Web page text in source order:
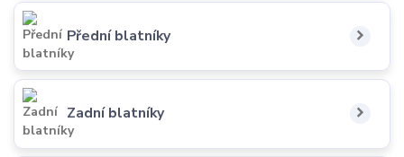
Přední blatníky
Zadní blatníky